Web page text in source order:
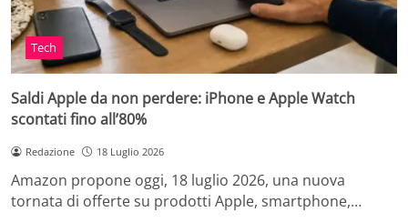
Tech
Saldi Apple da non perdere: iPhone e Apple Watch
scontati fino all’80%
Redazione 18 Luglio 2026
Amazon propone oggi, 18 luglio 2026, una nuova
tornata di offerte su prodotti Apple, smartphone,…